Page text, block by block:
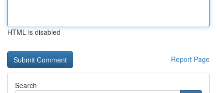
HTML is disabled
Report Page
Search